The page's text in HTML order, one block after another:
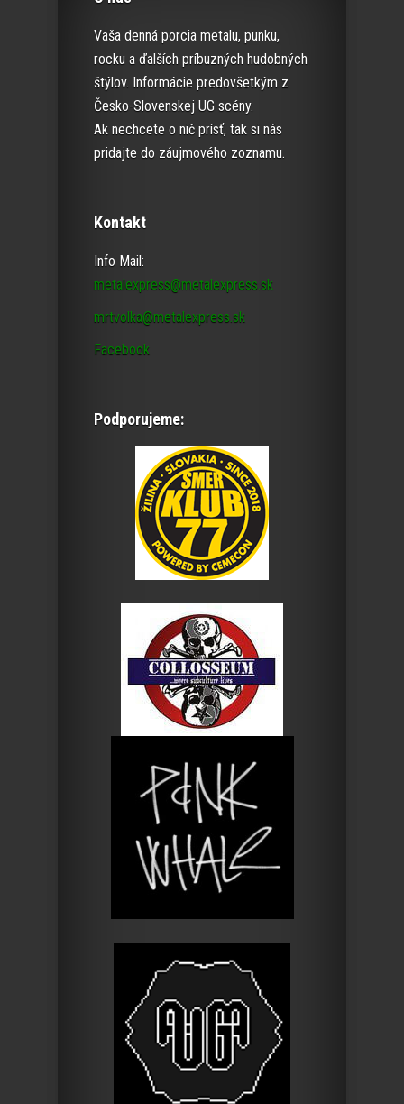
Vaša denná porcia metalu, punku,
rocku a ďalších príbuzných hudobných
štýlov. Informácie predovšetkým z
Česko-Slovenskej UG scény.
Ak nechcete o nič prísť, tak si nás
pridajte do záujmového zoznamu.
Kontakt
Info Mail:
metalexpress@metalexpress.sk
mrtvolka@metalexpress.sk
Facebook
Podporujeme: